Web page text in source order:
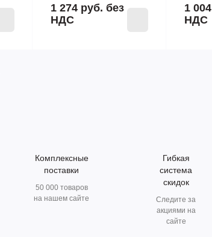
1 274 руб. без
НДС
1
НДС
Комплексные
поставки
50 000 товаров
на нашем сайте
Гибкая
система
скидок
Следите за
акциями на
сайте